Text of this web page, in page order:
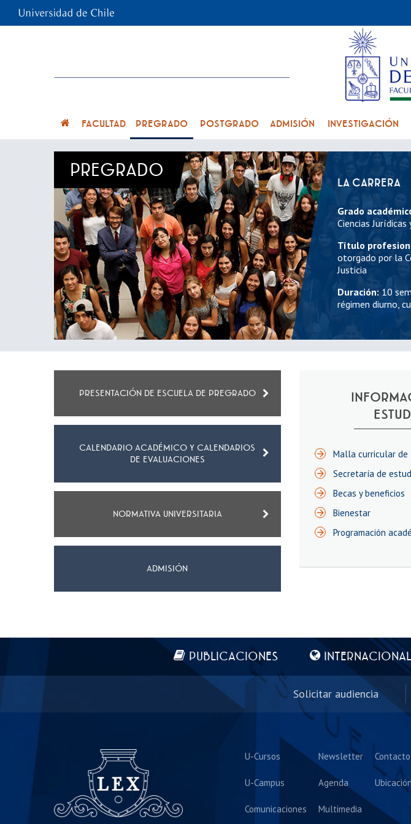
FACULTAD PREGRADO POSTGRADO ADMISIÓN INVESTIGACIÓN
PREGRADO
LA CARRERA
Grado
Ciencias Jurídicas
Título
otorgado por la
Justicia
Duración: 10
régimen diurno,
PRESENTACIÓN DE ESCUELA DE PREGRADO
CALENDARIO ACADÉMICO Y CALENDARIOS
DE EVALUACIONES
NORMATIVA UNIVERSITARIA
ADMISIÓN
Malla curricular de
Secretaría de
Becas y beneficios
Bienestar
Programación
PUBLICACIONES INTERNACIONAL
Solicitar audiencia
U-Cursos
U-Campus
Comunicaciones
Newsletter
Agenda
Multimedia
Contacto
Ubicación